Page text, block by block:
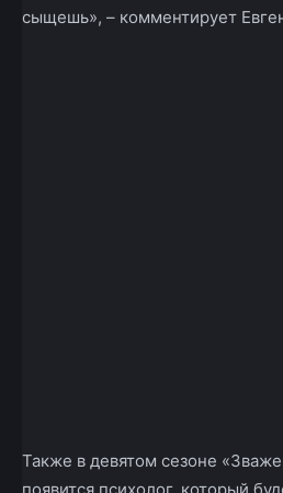
сыщешь», – комментирует
Также в девятом сезоне